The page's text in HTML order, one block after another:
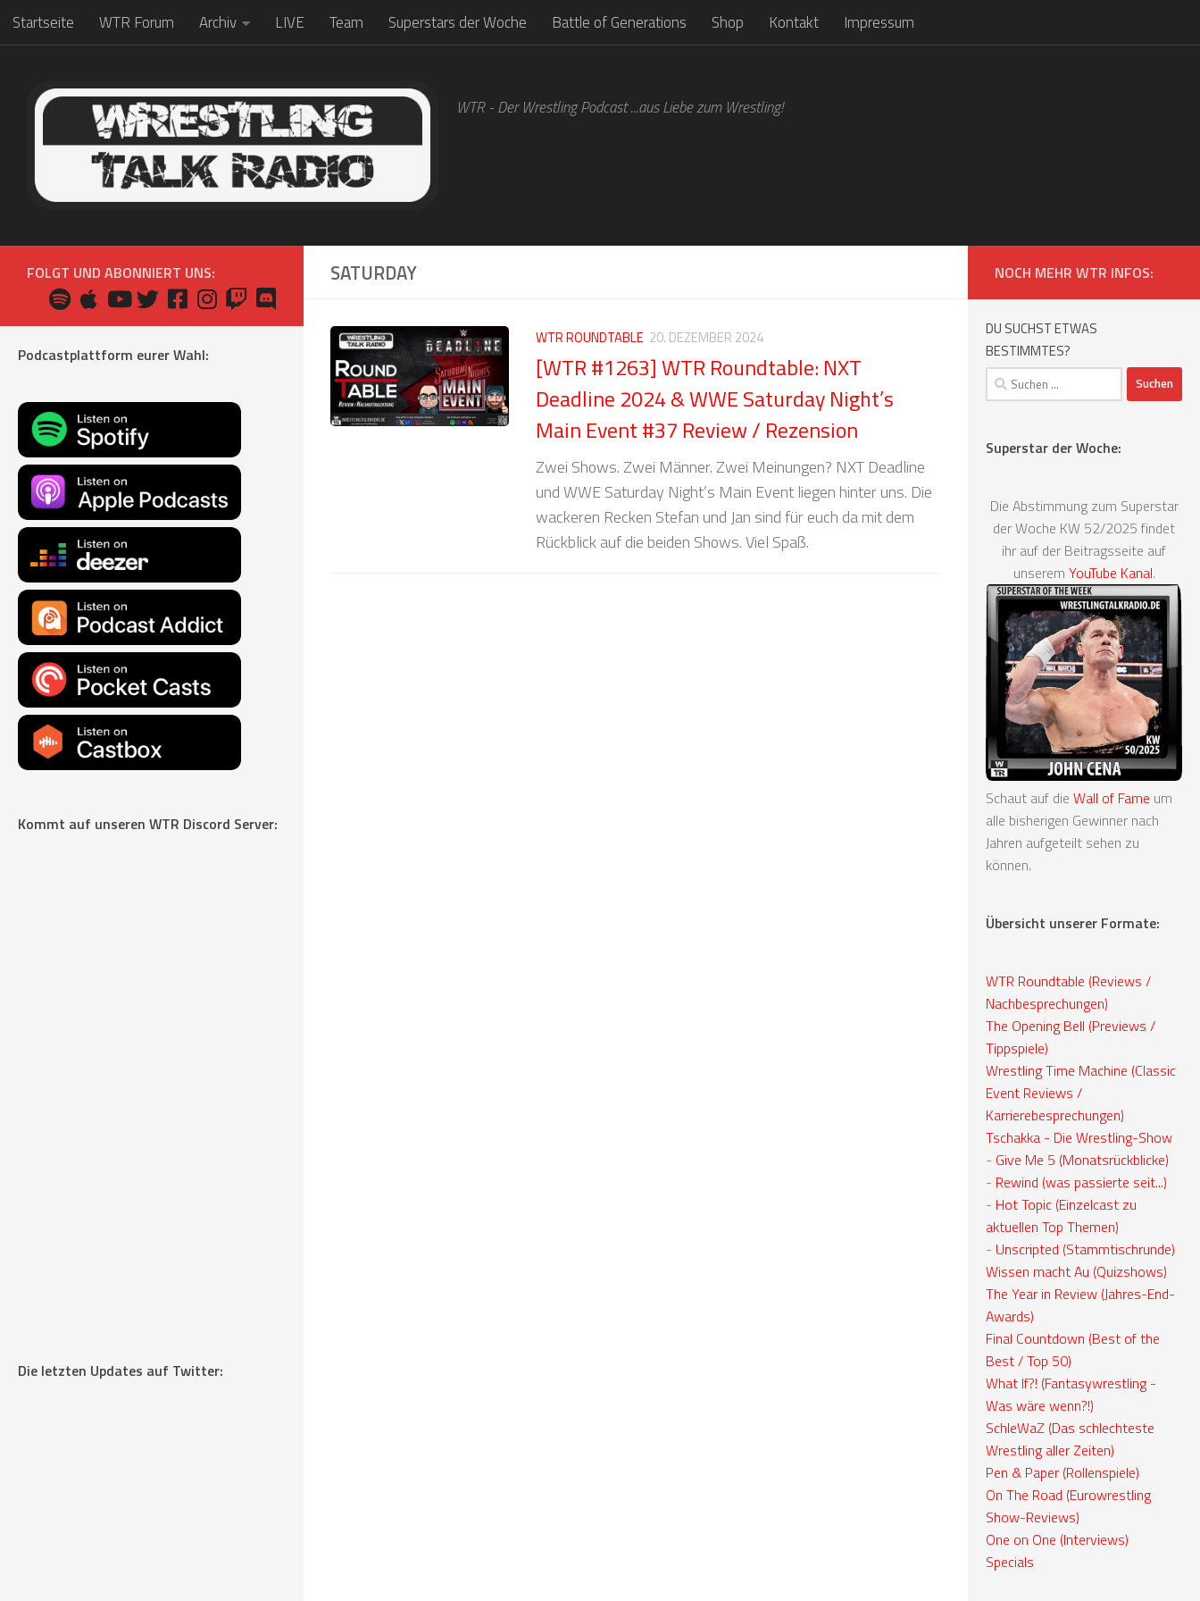
Zum Inhalt springen
Startseite WTR Forum Archiv LIVE Team Superstars der Woche Battle of Generations Shop Kontakt Impressum
WTR - Der Wrestling Podcast ...aus Liebe zum Wrestling!
SATURDAY
WTR ROUNDTABLE 20. DEZEMBER 2024
[WTR #1263] WTR Roundtable: NXT
Deadline 2024 & WWE Saturday Night’s
Main Event #37 Review / Rezension
Zwei Shows. Zwei Männer. Zwei Meinungen? NXT Deadline
und WWE Saturday Night’s Main Event liegen hinter uns. Die
wackeren Recken Stefan und Jan sind für euch da mit dem
Rückblick auf die beiden Shows. Viel Spaß.
FOLGT UND ABONNIERT UNS:
Podcastplattform eurer Wahl:
Kommt auf unseren WTR Discord Server:
Die letzten Updates auf Twitter:
NOCH MEHR WTR INFOS:
DU SUCHST ETWAS
BESTIMMTES?
Suchen
nach:
Superstar der Woche:
Die Abstimmung zum Superstar
der Woche KW 52/2025 findet
ihr auf der Beitragsseite auf
unserem YouTube Kanal.
Schaut auf die Wall of Fame um
alle bisherigen Gewinner nach
Jahren aufgeteilt sehen zu
können.
Übersicht unserer Formate:
WTR Roundtable (Reviews /
Nachbesprechungen)
The Opening Bell (Previews /
Tippspiele)
Wrestling Time Machine (Classic
Event Reviews /
Karrierebesprechungen)
Tschakka - Die Wrestling-Show
- Give Me 5 (Monatsrückblicke)
- Rewind (was passierte seit...)
- Hot Topic (Einzelcast zu
aktuellen Top Themen)
- Unscripted (Stammtischrunde)
Wissen macht Au (Quizshows)
The Year in Review (Jahres-End-
Awards)
Final Countdown (Best of the
Best / Top 50)
What If?! (Fantasywrestling -
Was wäre wenn?!)
SchleWaZ (Das schlechteste
Wrestling aller Zeiten)
Pen & Paper (Rollenspiele)
On The Road (Eurowrestling
Show-Reviews)
One on One (Interviews)
Specials